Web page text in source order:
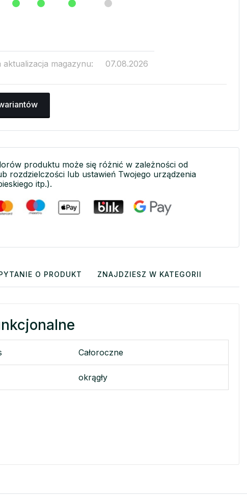
aktualizacja magazynu: 07.08.2026
produktu może się różnić w zależności od
rozdzielczości lub ustawień Twojego urządzenia
itp.).
O PRODUKT ZNAJDZIESZ W KATEGORII
Całoroczne
okrągły